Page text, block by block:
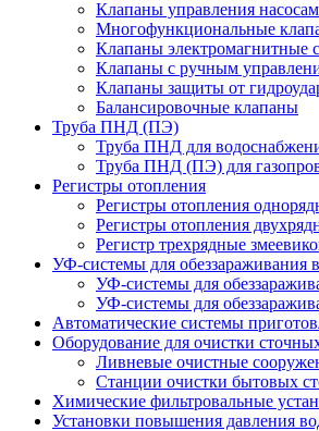
Клапаны управления
Многофункциональные
Клапаны электромагнитные
Клапаны с ручным
Клапаны защиты от
Балансировочные клапаны
Труба ПНД (ПЭ)
Труба ПНД для
Труба ПНД (ПЭ) для
Регистры отопления
Регистры отопления
Регистры отопления
Регистр трехрядные
УФ-системы для обеззараживания
УФ-системы для
УФ-системы для
Автоматические системы
Оборудование для очистки
Ливневые очистные
Станции очистки бытовых
Химические фильтровальные
Установки повышения давления